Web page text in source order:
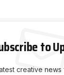
to
creative news